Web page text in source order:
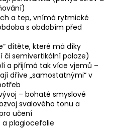
a tep, vnímá rytmické
s obdobím před
dítěte, které má díky
či semivertikální poloze)
a přijímá tak více vjemů –
dříve „samostatnými“ v
– bohaté smyslové
svalového tonu a
učení
a plagiocefalie